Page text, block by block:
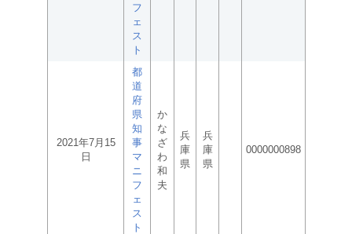
フ
ェ
ス
ト
2021年7月15
日
都
道
府
県
知
事
マ
ニ
フ
ェ
ス
ト
か
な
ざ
わ
和
夫
兵
庫
県
兵
庫
県
0000000898